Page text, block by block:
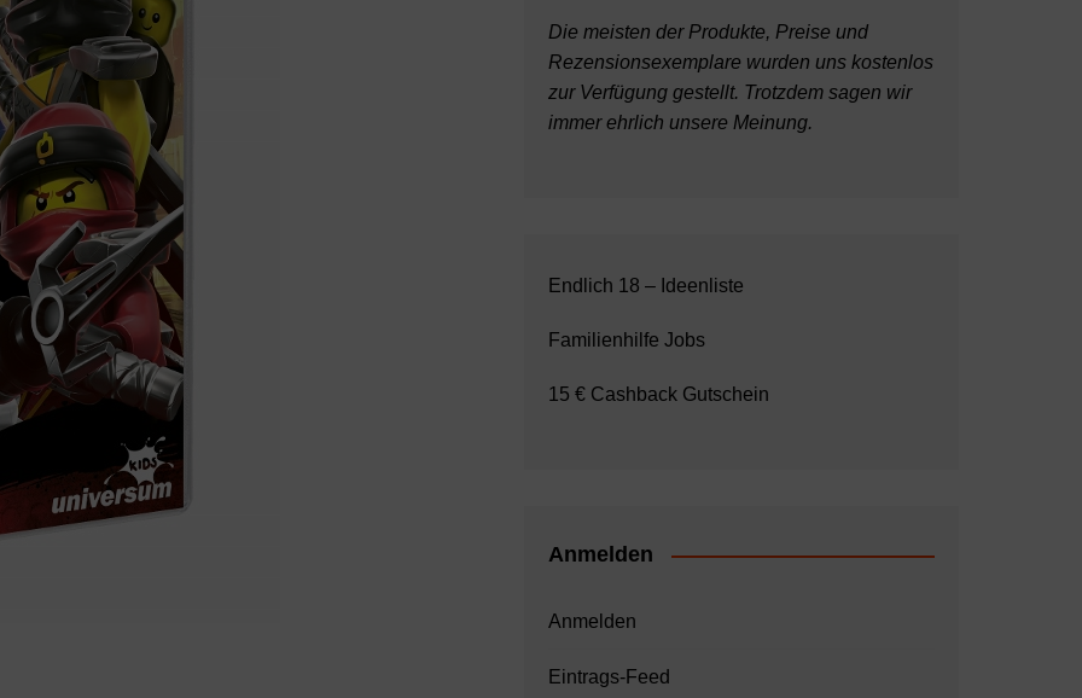
Die meisten der Produkte, Preise und
Rezensionsexemplare wurden uns kostenlos
zur Verfügung gestellt. Trotzdem sagen wir
immer ehrlich unsere Meinung.
Endlich 18 – Ideenliste
Familienhilfe Jobs
15 € Cashback Gutschein
Anmelden
Anmelden
Eintrags-Feed